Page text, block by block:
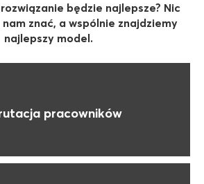
będzie najlepsze? Nic
znać, a wspólnie znajdziemy
najlepszy model.
pracowników